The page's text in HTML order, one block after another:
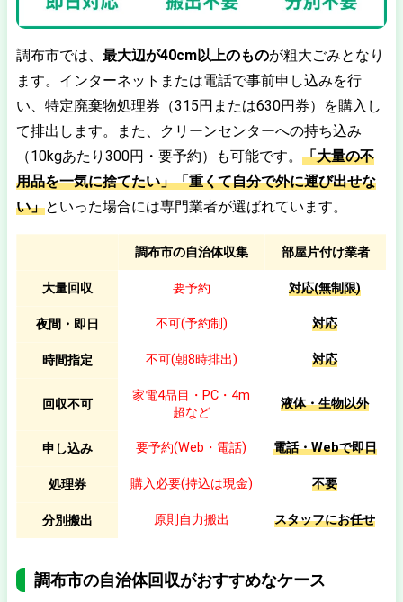
調布市では、 最大辺が40cm以上のものが粗大ごみとなり
ます。インターネットまたは電話で事前申し込みを行
い、特定廃棄物処理券（315円または630円券）を購入し
て排出します。また、クリーンセンターへの持ち込み
（10kgあたり300円・要予約）も可能です。 「大量の不
用品を一気に捨てたい」「重くて自分で外に運び出せな
い」といった場合には専門業者が選ばれています。
調布市の自治体収集 部屋片付け業者
大量回収 要予約 対応(無制限)
夜間・即日 不可(予約制) 対応
時間指定 不可(朝8時排出) 対応
回収不可
家電4品目・PC・4m
超など
液体・生物以外
申し込み 要予約(Web・電話) 電話・Webで即日
処理券 購入必要(持込は現金) 不要
分別搬出 原則自力搬出 スタッフにお任せ
調布市の自治体回収がおすすめなケース